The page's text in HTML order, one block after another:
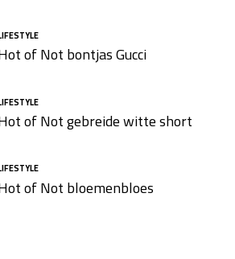
of Not bontjas Gucci
of Not gebreide witte short
of Not bloemenbloes